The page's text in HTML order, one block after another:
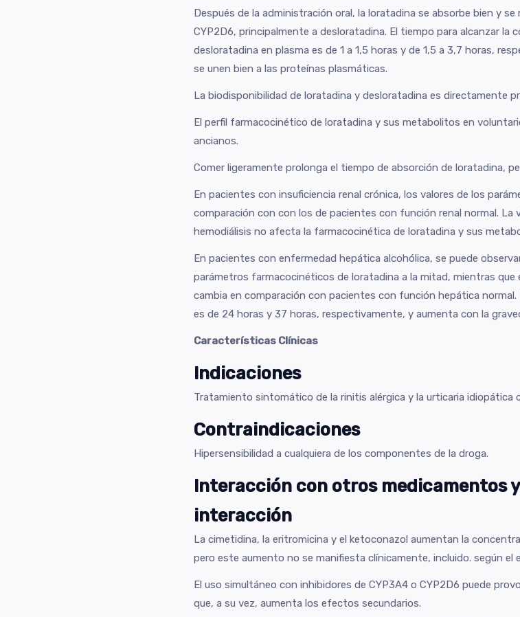
Después de la administración oral, la loratadina se absorbe bien y
CYP2D6, principalmente a desloratadina. El tiempo para alcanzar la
desloratadina en plasma es de 1 a 1,5 horas y de 1,5 a 3,7 horas,
se unen bien a las proteínas plasmáticas.
La biodisponibilidad de loratadina y desloratadina es directamente
El perfil farmacocinético de loratadina y sus metabolitos en
ancianos.
Comer ligeramente prolonga el tiempo de absorción de loratadina,
En pacientes con insuficiencia renal crónica, los valores de los
comparación con con los de pacientes con función renal normal. La
hemodiálisis no afecta la farmacocinética de loratadina y sus
En pacientes con enfermedad hepática alcohólica, se puede
parámetros farmacocinéticos de loratadina a la mitad, mientras
cambia en comparación con pacientes con función hepática
es de 24 horas y 37 horas, respectivamente, y aumenta con la
Características Clínicas
Indicaciones
Tratamiento sintomático de la rinitis alérgica y la urticaria idiopática
Contraindicaciones
Hipersensibilidad a cualquiera de los componentes de la droga.
Interacción con otros medicamentos
interacción
La cimetidina, la eritromicina y el ketoconazol aumentan la
pero este aumento no se manifiesta clínicamente, incluido. según el
El uso simultáneo con inhibidores de CYP3A4 o CYP2D6 puede
que, a su vez, aumenta los efectos secundarios.